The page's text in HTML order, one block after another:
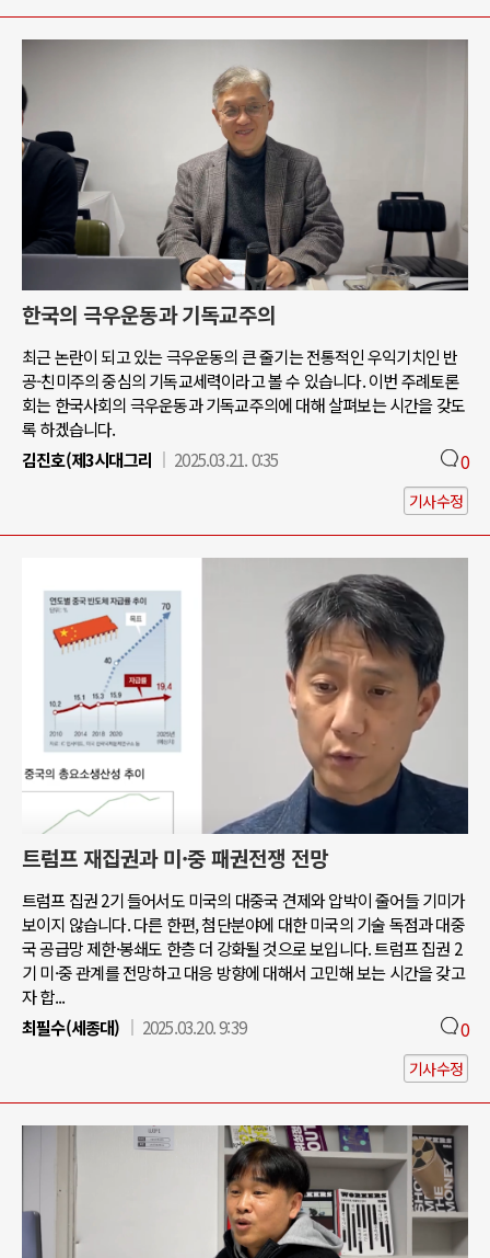
한국의 극우운동과 기독교주의
최근 논란이 되고 있는 극우운동의 큰 줄기는 전통적인 우익기치인 반
공-친미주의 중심의 기독교세력이라고 볼 수 있습니다. 이번 주례토론
회는 한국사회의 극우운동과 기독교주의에 대해 살펴보는 시간을 갖도
록 하겠습니다.
김진호(제3시대그리
2025.03.21. 0:35 0
기사수정
트럼프 재집권과 미·중 패권전쟁 전망
트럼프 집권 2기 들어서도 미국의 대중국 견제와 압박이 줄어들 기미가
보이지 않습니다. 다른 한편, 첨단분야에 대한 미국의 기술 독점과 대중
국 공급망 제한·봉쇄도 한층 더 강화될 것으로 보입니다. 트럼프 집권 2
기 미·중 관계를 전망하고 대응 방향에 대해서 고민해 보는 시간을 갖고
자 합...
최필수(세종대)
2025.03.20. 9:39 0
기사수정